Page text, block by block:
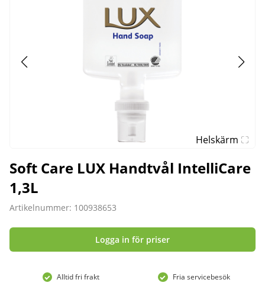
Helskärm
Soft Care LUX Handtvål IntelliCare
1,3L
Artikelnummer: 100938653
Logga in för priser
Alltid fri frakt
Fria servicebesök